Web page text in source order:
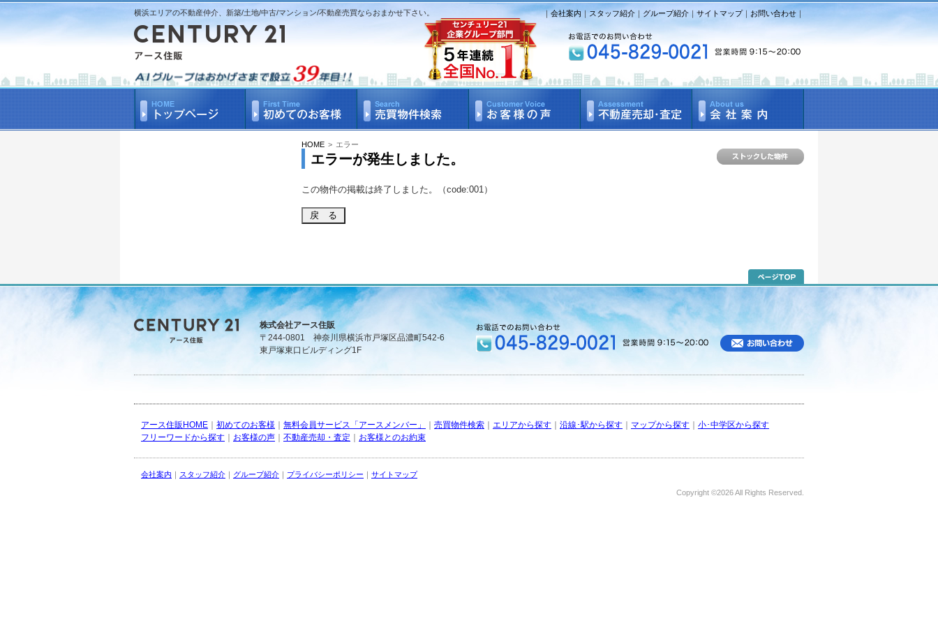
横浜エリアの不動産仲介、新築/土地/中古/マンション/不動産売買ならおまかせ下さい。 ｜会社案内 ｜スタッフ紹介 ｜ グループ紹介 ｜ サイトマップ｜ お問い合わせ ｜
HOME > エラー
エラーが発生しました。
この物件の掲載は終了しました。（code:001）
株式会社アース住販
〒244-0801 神奈川県横浜市戸塚区品濃町542-6
東戸塚東口ビルディング1F
アース住販HOME 初めてのお客様 無料会員サービス「アースメンバー」 売買物件検索 エリアから探す 沿線･駅から探す マップから探す
小･中学区から探す
フリーワードから探す
お客様の声 不動産売却・査定 お客様とのお約束
会社案内 ｜ スタッフ紹介 ｜ グループ紹介 ｜ プライバシーポリシー ｜ サイトマップ
Copyright ©2026 All Rights Reserved.